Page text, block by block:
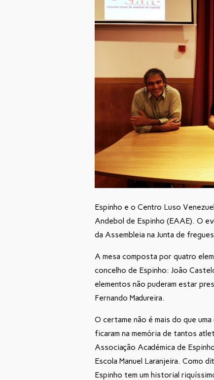
Espinho e o Centro Luso
Andebol de Espinho (EAAE). O
da Assembleia na Junta de
A mesa composta por quatro
concelho de Espinho: João
elementos não puderam estar
Fernando Madureira.
O certame não é mais do que
ficaram na memória de tantos
Associação Académica de
Escola Manuel Laranjeira. Como
Espinho tem um historial